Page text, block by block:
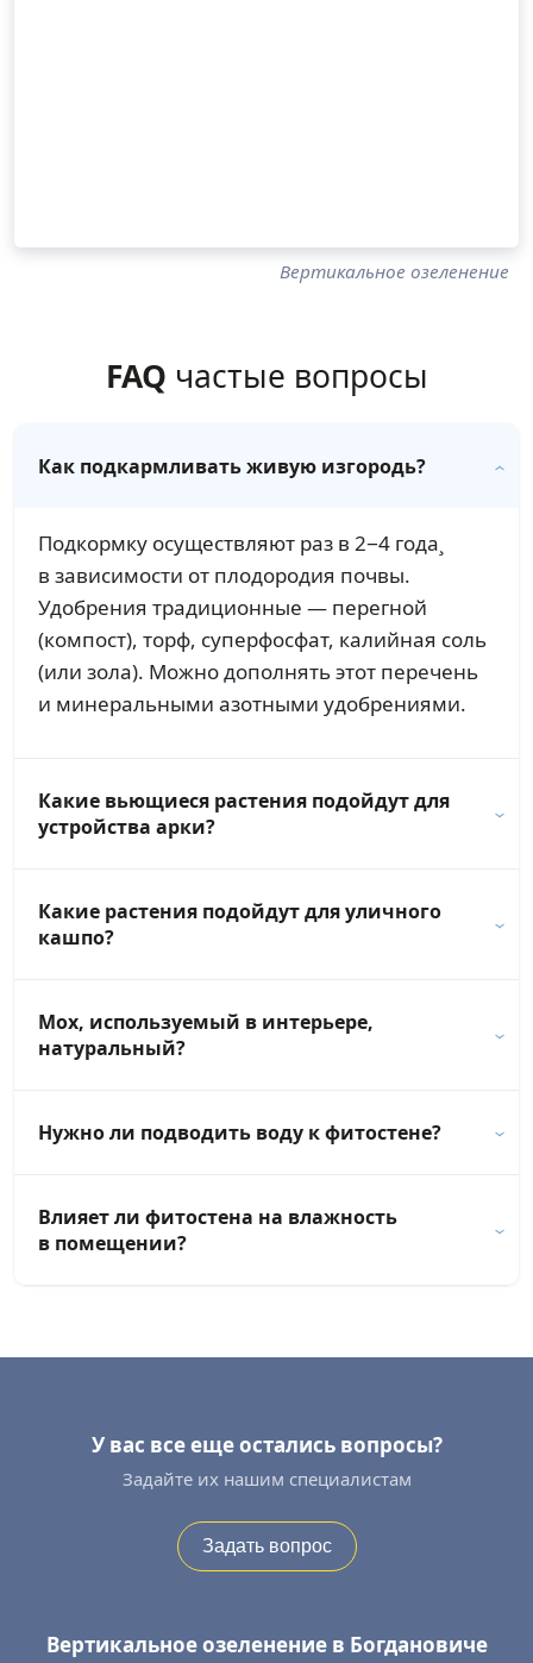
Вертикальное озеленение
FAQ частые вопросы
Как подкармливать живую изгородь?
Подкормку осуществляют раз в 2−4 года¸
в зависимости от плодородия почвы.
Удобрения традиционные — перегной
(компост), торф, суперфосфат, калийная соль
(или зола). Можно дополнять этот перечень
и минеральными азотными удобрениями.
Какие вьющиеся растения подойдут для
устройства арки?
Какие растения подойдут для уличного
кашпо?
Мох, используемый в интерьере,
натуральный?
Нужно ли подводить воду к фитостене?
Влияет ли фитостена на влажность
в помещении?
У вас все еще остались вопросы?
Задайте их нашим специалистам
Задать вопрос
Вертикальное озеленение в Богдановиче